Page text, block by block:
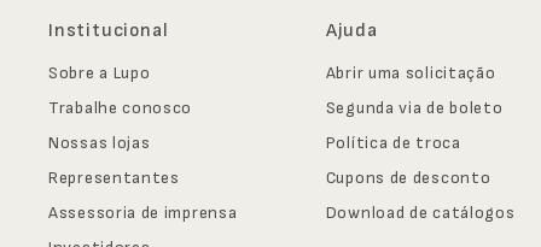
Institucional
Sobre a Lupo
Trabalhe conosco
Nossas lojas
Representantes
Assessoria de imprensa
Ajuda
Abrir uma solicitação
Segunda via de boleto
Política de troca
Cupons de desconto
Download de catálogos